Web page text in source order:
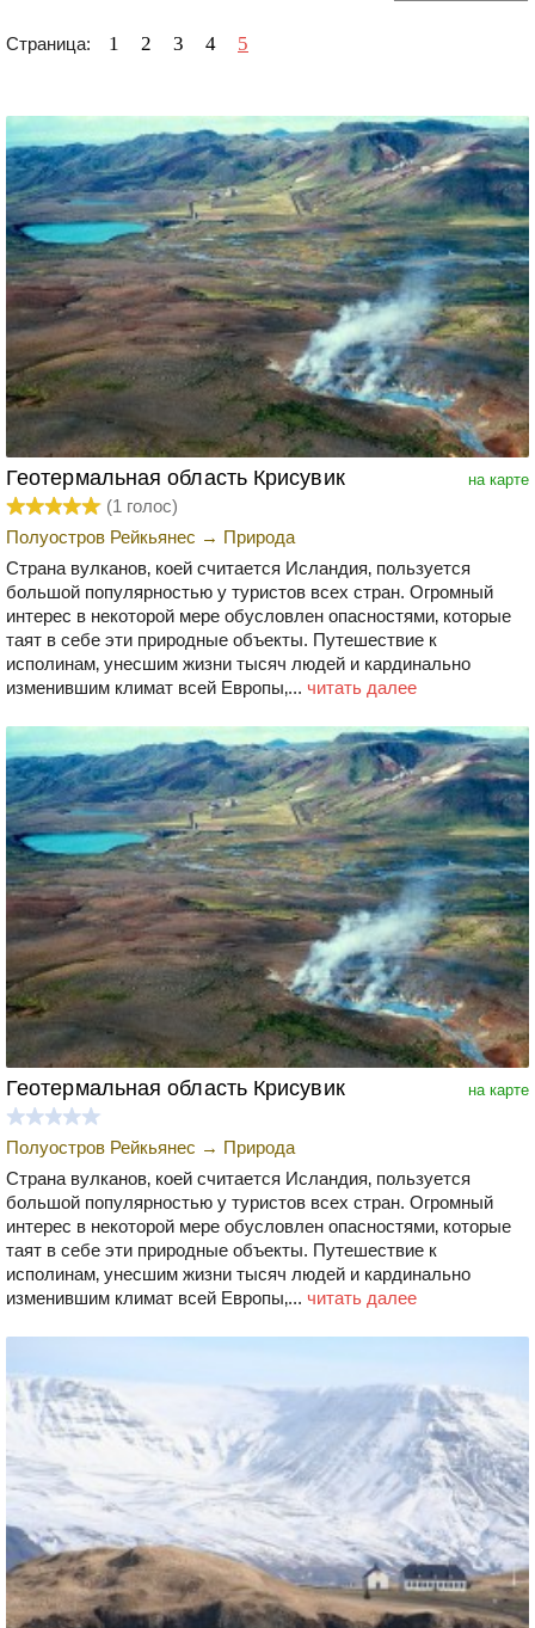
Страница: 1 2 3 4 5
на карте
Геотермальная область Крисувик
(1 голос)
Полуостров Рейкьянес → Природа
Страна вулканов‚ коей считается Исландия‚ пользуется
большой популярностью у туристов всех стран. Огромный
интерес в некоторой мере обусловлен опасностями‚ которые
таят в себе эти природные объекты. Путешествие к
исполинам‚ унесшим жизни тысяч людей и кардинально
изменившим климат всей Европы‚... читать далее
на карте
Геотермальная область Крисувик
Полуостров Рейкьянес → Природа
Страна вулканов‚ коей считается Исландия‚ пользуется
большой популярностью у туристов всех стран. Огромный
интерес в некоторой мере обусловлен опасностями‚ которые
таят в себе эти природные объекты. Путешествие к
исполинам‚ унесшим жизни тысяч людей и кардинально
изменившим климат всей Европы‚... читать далее